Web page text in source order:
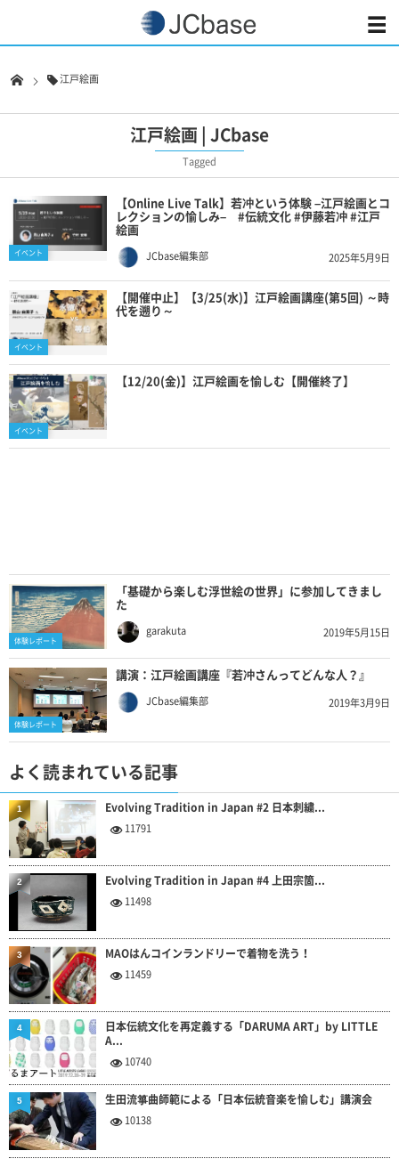
江戸絵画
江戸絵画 | JCbase
Tagged
イベント
【Online Live Talk】若冲という体験 –江戸絵画とコ
レクションの愉しみ– #伝統文化 #伊藤若冲 #江戸
絵画
JCbase編集部 2025年5月9日
イベント
【開催中止】【3/25(水)】江戸絵画講座(第5回) ～時
代を遡り～
イベント
【12/20(金)】江戸絵画を愉しむ【開催終了】
体験レポート
「基礎から楽しむ浮世絵の世界」に参加してきまし
た
garakuta 2019年5月15日
体験レポート
講演：江戸絵画講座『若冲さんってどんな人？』
JCbase編集部 2019年3月9日
よく読まれている記事
Evolving Tradition in Japan #2 日本刺繍...
11791
1
Evolving Tradition in Japan #4 上田宗箇...
11498
2
MAOはんコインランドリーで着物を洗う！
11459
3
日本伝統文化を再定義する「DARUMA ART」by LITTLE
A...
10740
4
生田流箏曲師範による「日本伝統音楽を愉しむ」講演会
10138
5